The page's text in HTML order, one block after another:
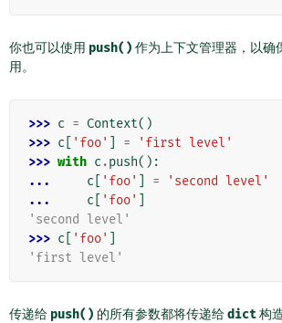
你也可以使用 push() 作为上下文管理器，以确
用。
>>> c = Context()
>>> c 'foo' =
'first level'
>>> with c .push():
...
c 'foo' =
'second level'
...
c 'foo'
'second level'
>>> c 'foo'
'first level'
传递给 push() 的所有参数都将传递给dict构